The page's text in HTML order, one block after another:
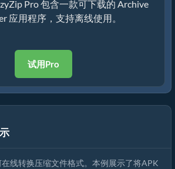
Pro 包含一款可下载的 Archive
应用程序，支持离线使用。
试用Pro
缩文件格式
线转换压缩文件格式。本例展示了将APK